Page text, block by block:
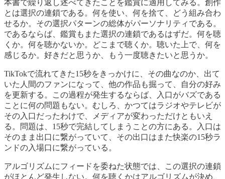
本書で繰り返し述べてきたことを鑑賞に適用してみる。創作
とは選択の連鎖である。何を使い、何を捨て、どう組み合わ
せるか。その選択パターンの総体がパーソナリティである。
であるならば、鑑賞もまた選択の連鎖であるはずだ。何を聴
くか。何を聴かないか。どこまで聴くか。聴いた上で、何を
感じるか。好きだと思うか、もう一度聴きたいと思うか。
TikTokで流れてきた15秒をきっかけに、その曲なのか、出て
いた人間のファンになって、他の作品も掘って、自分の好み
を更新する。この過程が発生するならば、入口がバズである
ことに何の問題もない。むしろ、かつてはラジオやテレビが
その入口だったわけで、メディアが変わっただけともいえ
る。問題は、15秒で完結してしまうことの方にある。入口は
そのまま出口に繋がっていて、その出口はまた快楽の15秒ラ
ンドの入場口に繋がっている。
アルゴリズムにフィードを委ねた状態では、この選択の連鎖
がほとんど発生しない。何を聴くかはアルゴリズムが決め、